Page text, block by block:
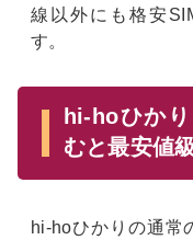
線以外にも格安
す。
hi-hoひか
むと最安値
hi-hoひかりの通常